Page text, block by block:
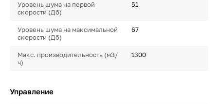
Уровень шума на первой
скорости (Дб)
51
Уровень шума на максимальной
скорости (Дб)
67
Макс. производительность (м3/
ч)
1300
Управление